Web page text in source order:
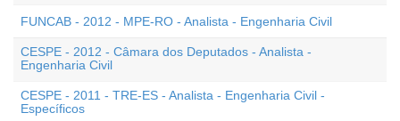
FUNCAB - 2012 - MPE-RO - Analista - Engenharia Civil
CESPE - 2012 - Câmara dos Deputados - Analista -
Engenharia Civil
CESPE - 2011 - TRE-ES - Analista - Engenharia Civil -
Específicos